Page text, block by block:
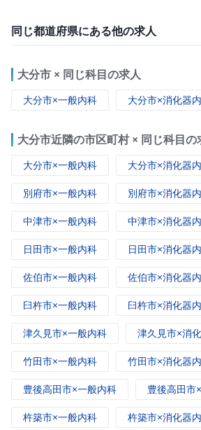
同じ都道府県にある他の求人
大分市 × 同じ科目の求人
大分市×一般内科 大分市×消化器
大分市近隣の市区町村 × 同じ科目の
大分市×一般内科 大分市×消化器
別府市×一般内科 別府市×消化器
中津市×一般内科 中津市×消化器
日田市×一般内科 日田市×消化器
佐伯市×一般内科 佐伯市×消化器
臼杵市×一般内科 臼杵市×消化器
津久見市×一般内科 津久見市×消
竹田市×一般内科 竹田市×消化器
豊後高田市×一般内科 豊後高田市
杵築市×一般内科 杵築市×消化器